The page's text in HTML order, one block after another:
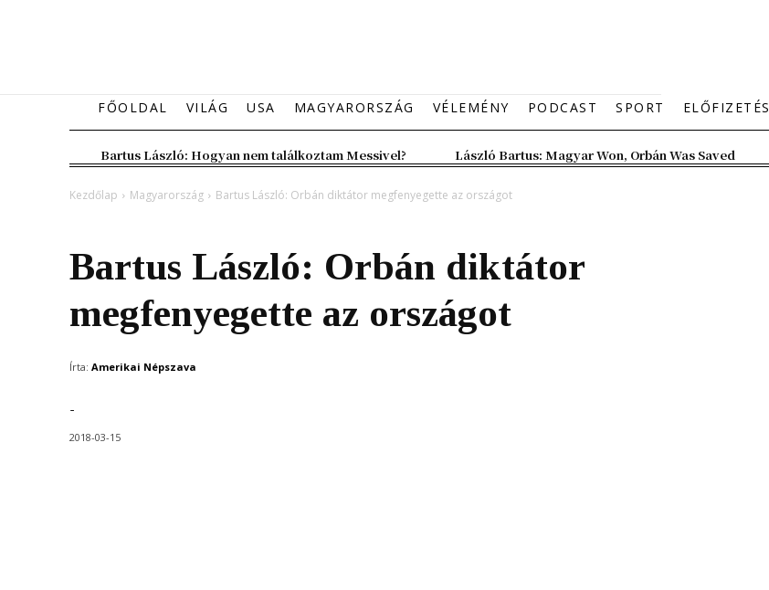
FŐOLDAL VILÁG USA MAGYARORSZÁG VÉLEMÉNY PODCAST SPORT ELŐFIZETÉS
Bartus László: Hogyan nem találkoztam Messivel? László Bartus: Magyar Won, Orbán Was Saved
Kezdőlap Magyarország Bartus László: Orbán diktátor megfenyegette az országot
Bartus László: Orbán diktátor
megfenyegette az országot
Írta: Amerikai Népszava
-
2018-03-15